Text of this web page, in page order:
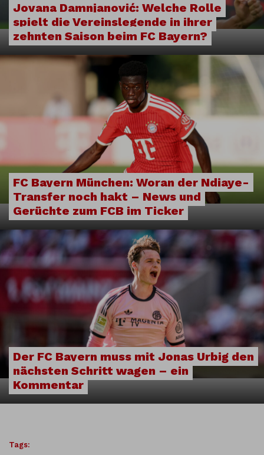
Jovana Damnjanović: Welche Rolle
spielt die Vereinslegende in ihrer
zehnten Saison beim FC Bayern?
FC Bayern München: Woran der Ndiaye-
Transfer noch hakt – News und
Gerüchte zum FCB im Ticker
Der FC Bayern muss mit Jonas Urbig den
nächsten Schritt wagen – ein
Kommentar
Tags: